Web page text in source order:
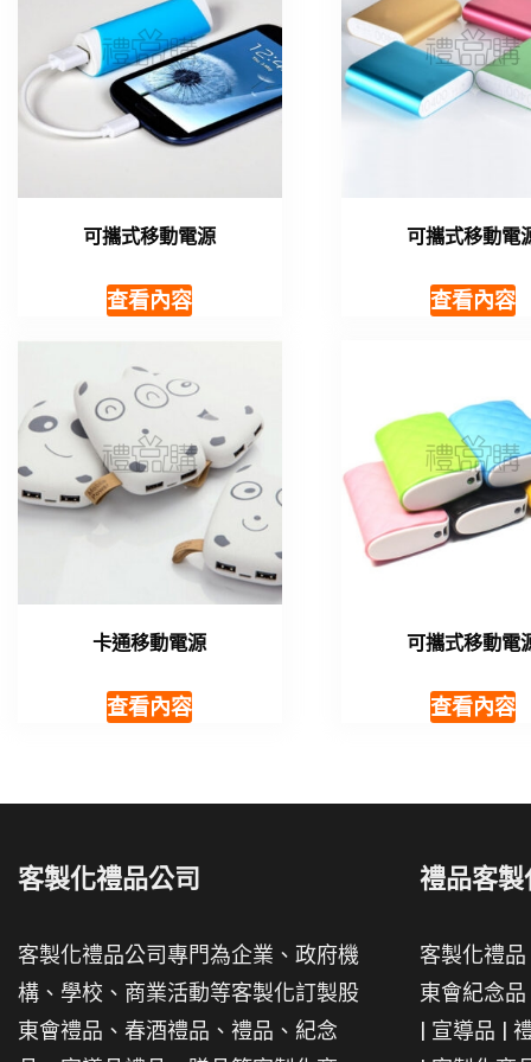
可攜式移動電源
查看內容
可攜式移動電
查看內容
卡通移動電源
查看內容
可攜式移動電
查看內容
客製化禮品公司
客製化禮品公司專門為企業、政府機
構、學校、商業活動等客製化訂製股
東會禮品、春酒禮品、禮品、紀念
禮品客製
客製化禮品
東會紀念品
| 宣導品 |